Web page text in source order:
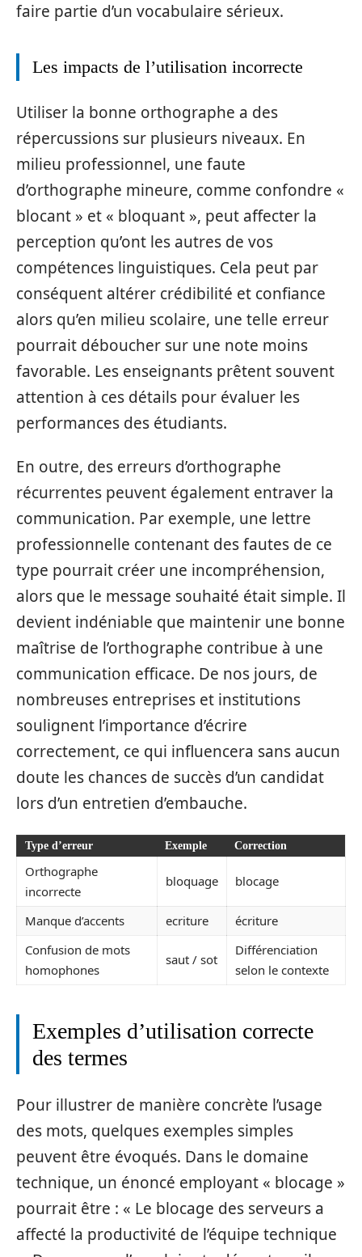
faire partie d’un vocabulaire sérieux.
Les impacts de l’utilisation incorrecte
Utiliser la bonne orthographe a des
répercussions sur plusieurs niveaux. En
milieu professionnel, une faute
d’orthographe mineure, comme confondre «
blocant » et « bloquant », peut affecter la
perception qu’ont les autres de vos
compétences linguistiques. Cela peut par
conséquent altérer crédibilité et confiance
alors qu’en milieu scolaire, une telle erreur
pourrait déboucher sur une note moins
favorable. Les enseignants prêtent souvent
attention à ces détails pour évaluer les
performances des étudiants.
En outre, des erreurs d’orthographe
récurrentes peuvent également entraver la
communication. Par exemple, une lettre
professionnelle contenant des fautes de ce
type pourrait créer une incompréhension,
alors que le message souhaité était simple. Il
devient indéniable que maintenir une bonne
maîtrise de l’orthographe contribue à une
communication efficace. De nos jours, de
nombreuses entreprises et institutions
soulignent l’importance d’écrire
correctement, ce qui influencera sans aucun
doute les chances de succès d’un candidat
lors d’un entretien d’embauche.
Type d’erreur Exemple Correction
Orthographe
incorrecte
bloquage blocage
Manque d’accents ecriture
écriture
Confusion de mots
homophones
saut / sot
Différenciation
selon le contexte
Exemples d’utilisation correcte
des termes
Pour illustrer de manière concrète l’usage
des mots, quelques exemples simples
peuvent être évoqués. Dans le domaine
technique, un énoncé employant « blocage »
pourrait être : « Le blocage des serveurs a
affecté la productivité de l’équipe technique